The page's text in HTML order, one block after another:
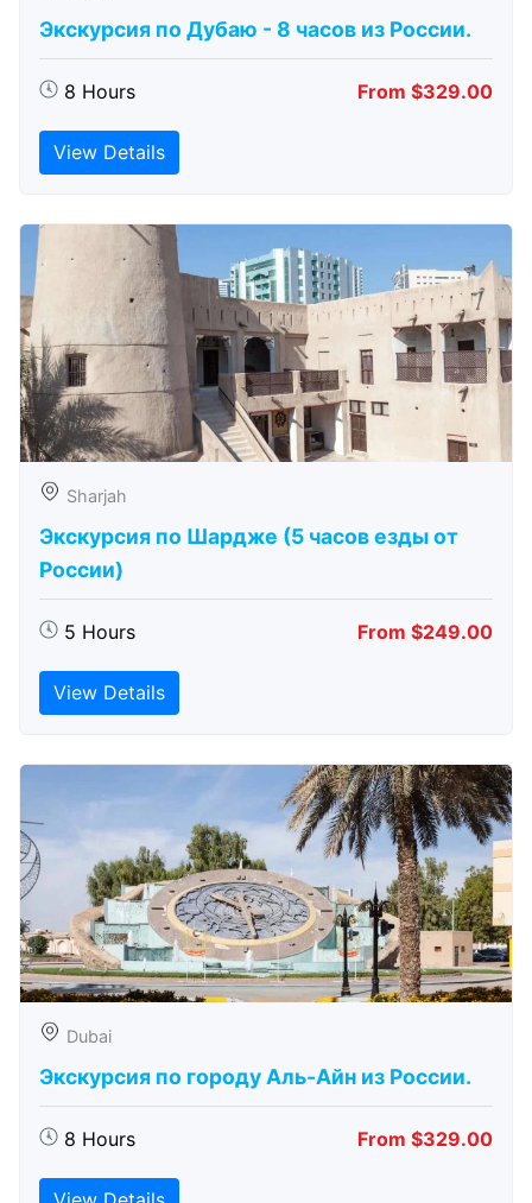
Экскурсия по Дубаю - 8 часов из России.
8 Hours From $329.00
View Details
Sharjah
Экскурсия по Шардже (5 часов езды от
России)
5 Hours From $249.00
View Details
Dubai
Экскурсия по городу Аль-Айн из России.
8 Hours From $329.00